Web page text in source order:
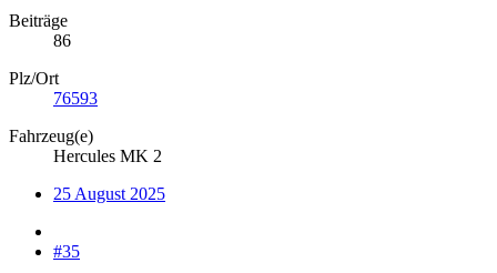
Beiträge
86
Plz/Ort
76593
Fahrzeug(e)
Hercules MK 2
25 August 2025
#35